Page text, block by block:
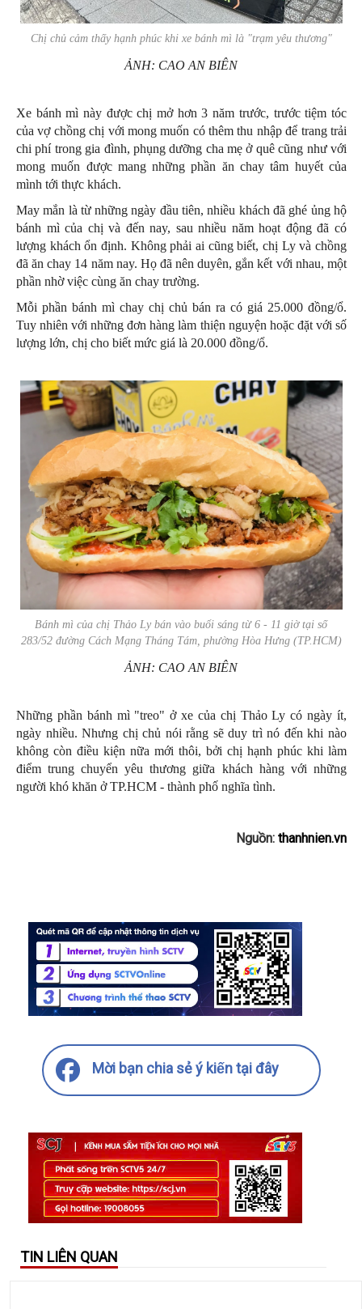
Chị chủ cảm thấy hạnh phúc khi xe bánh mì là "trạm yêu thương"
ẢNH: CAO AN BIÊN
Xe bánh mì này được chị mở hơn 3 năm trước, trước tiệm tóc
của vợ chồng chị với mong muốn có thêm thu nhập để trang trải
chi phí trong gia đình, phụng dưỡng cha mẹ ở quê cũng như với
mong muốn được mang những phần ăn chay tâm huyết của
mình tới thực khách.
May mắn là từ những ngày đầu tiên, nhiều khách đã ghé ủng hộ
bánh mì của chị và đến nay, sau nhiều năm hoạt động đã có
lượng khách ổn định. Không phải ai cũng biết, chị Ly và chồng
đã ăn chay 14 năm nay. Họ đã nên duyên, gắn kết với nhau, một
phần nhờ việc cùng ăn chay trường.
Mỗi phần bánh mì chay chị chủ bán ra có giá 25.000 đồng/ổ.
Tuy nhiên với những đơn hàng làm thiện nguyện hoặc đặt với số
lượng lớn, chị cho biết mức giá là 20.000 đồng/ổ.
Bánh mì của chị Thảo Ly bán vào buổi sáng từ 6 - 11 giờ tại số
283/52 đường Cách Mạng Tháng Tám, phường Hòa Hưng (TP.HCM)
ẢNH: CAO AN BIÊN
Những phần bánh mì "treo" ở xe của chị Thảo Ly có ngày ít,
ngày nhiều. Nhưng chị chủ nói rằng sẽ duy trì nó đến khi nào
không còn điều kiện nữa mới thôi, bởi chị hạnh phúc khi làm
điểm trung chuyển yêu thương giữa khách hàng với những
người khó khăn ở TP.HCM - thành phố nghĩa tình.
Nguồn: thanhnien.vn
Mời bạn chia sẻ ý kiến tại đây
TIN LIÊN QUAN